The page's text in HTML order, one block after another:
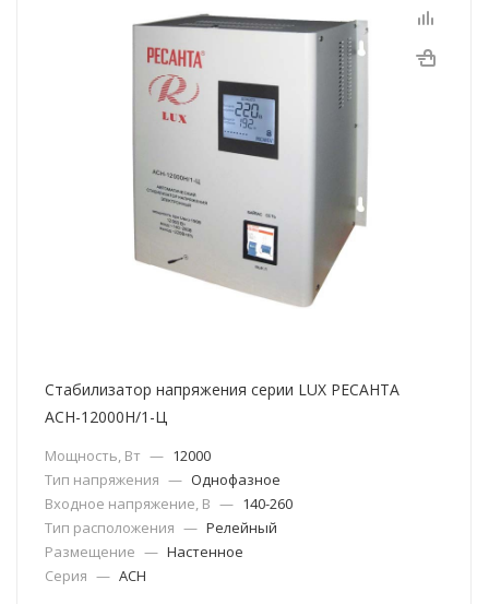
Стабилизатор напряжения серии LUX РЕСАНТА
АСН-12000Н/1-Ц
Мощность, Вт — 12000
Тип напряжения — Однофазное
Входное напряжение, В — 140-260
Тип расположения — Релейный
Размещение — Настенное
Серия — АСН